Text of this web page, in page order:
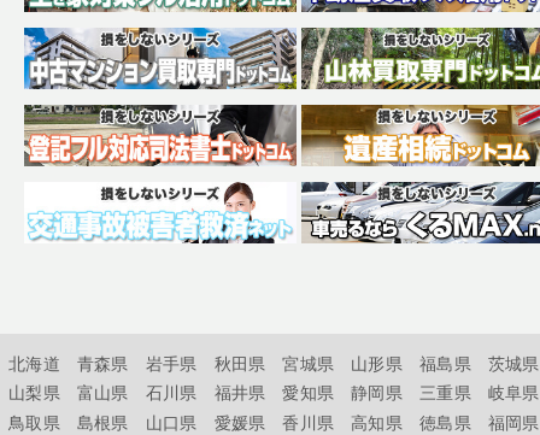
北海道 青森県 岩手県 秋田県 宮城県 山形県 福島県
茨城県
山梨県
富山県 石川県 福井県 愛知県 静岡県 三重県
岐阜県
鳥取県
島根県 山口県 愛媛県 香川県 高知県 徳島県 福岡県